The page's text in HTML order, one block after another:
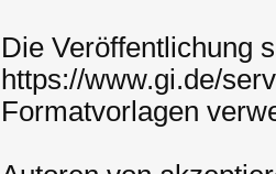
Die Veröffentlichung
https://www.gi.de/
Formatvorlagen